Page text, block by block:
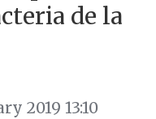
de la
2019 13:10